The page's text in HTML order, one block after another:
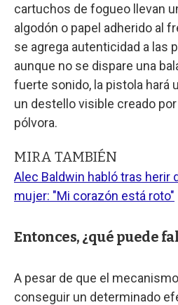
cartuchos de fogueo llevan
algodón o papel adherido al
se agrega autenticidad a las
aunque no se dispare una
fuerte sonido, la pistola hará
un destello visible creado
pólvora.
MIRA TAMBIÉN
Alec Baldwin habló tras herir
mujer: "Mi corazón está roto"
Entonces, ¿qué puede
A pesar de que el
conseguir un determinado